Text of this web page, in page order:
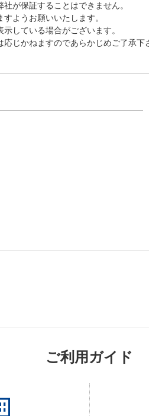
が保証することはできません。
ようお願いいたします。
している場合がございます。
じかねますのであらかじめご了承下
ご利用ガイド